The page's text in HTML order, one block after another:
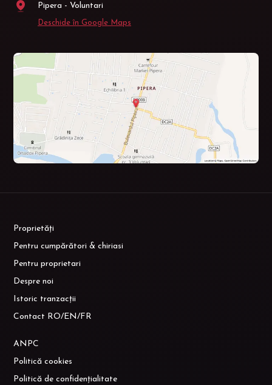
Pipera - Voluntari
Deschide în Google Maps
Proprietăți
Pentru cumpărători & chiriasi
Pentru proprietari
Despre noi
Istoric tranzacții
Contact RO/EN/FR
ANPC
Politică cookies
Politică de confidențialitate